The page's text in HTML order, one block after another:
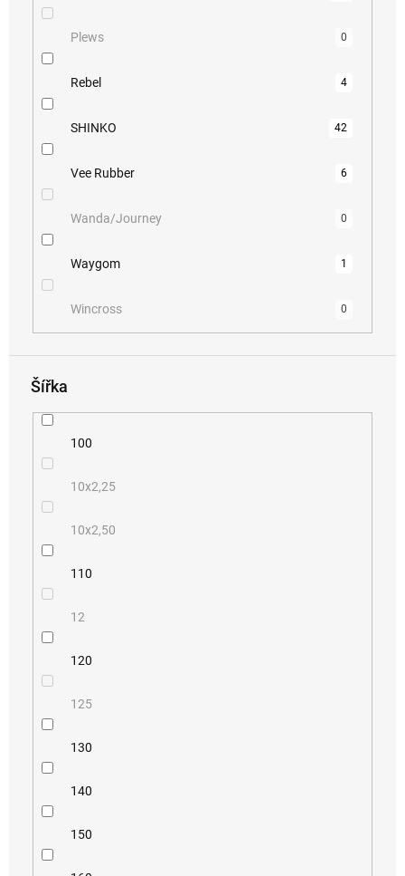
Plews 0
Rebel 4
SHINKO 42
Vee Rubber 6
Wanda/Journey 0
Waygom 1
Wincross 0
Šířka
100
10x2,25
10x2,50
110
12
120
125
130
140
150